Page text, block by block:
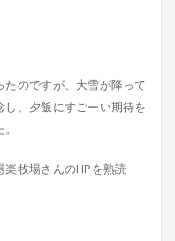
のですが、大雪が降って
、夕飯にすごーい期待を
楽牧場さんのHPを熟読